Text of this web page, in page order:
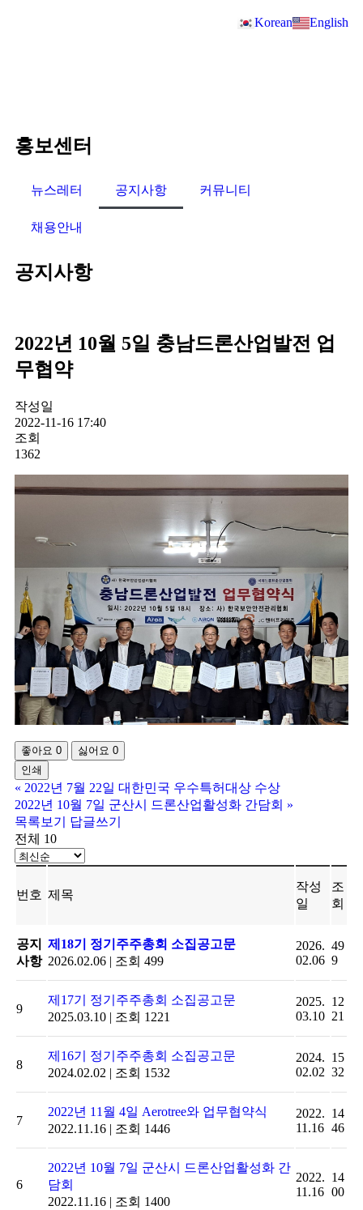
Korean English
홍보센터
뉴스레터 공지사항 커뮤니티
채용안내
공지사항
2022년 10월 5일 충남드론산업발전 업
무협약
작성일
2022-11-16 17:40
조회
1362
좋아요 0 싫어요 0
인쇄
« 2022년 7월 22일 대한민국 우수특허대상 수상
2022년 10월 7일 군산시 드론산업활성화 간담회 »
목록보기
답글쓰기
전체 10
번호 제목
작성
일
조
회
공지
사항
제18기 정기주주총회 소집공고문
2026.02.06 | 조회 499
2026.
02.06
49
9
9
제17기 정기주주총회 소집공고문
2025.03.10 | 조회 1221
2025.
03.10
12
21
8
제16기 정기주주총회 소집공고문
2024.02.02 | 조회 1532
2024.
02.02
15
32
7
2022년 11월 4일 Aerotree와 업무협약식
2022.11.16 | 조회 1446
2022.
11.16
14
46
6
2022년 10월 7일 군산시 드론산업활성화 간
담회
2022.11.16 | 조회 1400
2022.
11.16
14
00